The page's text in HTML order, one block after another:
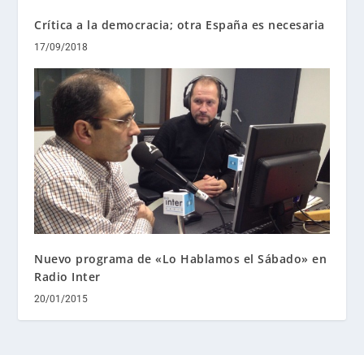
Crítica a la democracia; otra España es necesaria
17/09/2018
Nuevo programa de «Lo Hablamos el Sábado» en
Radio Inter
20/01/2015